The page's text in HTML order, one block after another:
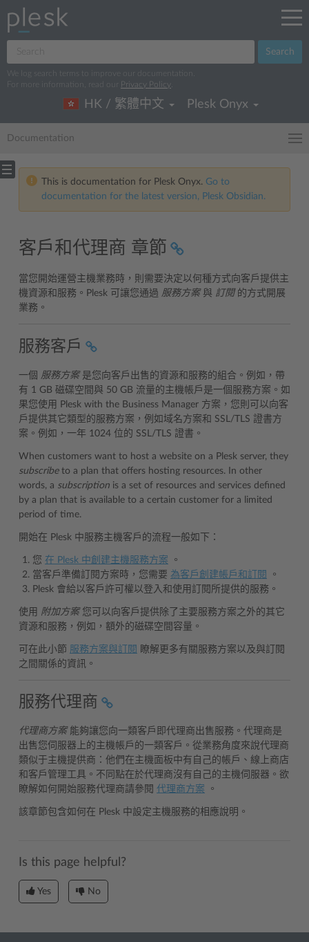
Search
We log search terms to improve our documentation.
For more information, read our
Privacy Policy
HK / 繁體中文 Plesk Onyx
Documentation
This is documentation for Plesk Onyx. Go to
documentation for the latest version, Plesk Obsidian.
客戶和代理商 章節
當您開始運營主機業務時，則需要決定以何種方式向客戶提供主
機資源和服務。Plesk 可讓您通過 服務方案與 訂閱的方式開展
業務。
服務客戶
一個 服務方案是您向客戶出售的資源和服務的組合。例如，帶
有 1 GB 磁碟空間與 50 GB 流量的主機帳戶是一個服務方案。如
果您使用 Plesk with the Business Manager 方案，您則可以向客
戶提供其它類型的服務方案，例如域名方案和 SSL/TLS 證書方
案。例如，一年 1024 位的 SSL/TLS 證書。
When customers want to host a website on a Plesk server, they
subscribeto a plan that offers hosting resources. In other
words, a subscription is a set of resources and services defined
by a plan that is available to a certain customer for a limited
period of time.
開始在 Plesk 中服務主機客戶的流程一般如下：
您 在 Plesk 中創建主機服務方案 。
當客戶準備訂閱方案時，您需要 為客戶創建帳戶和訂閱
。
Plesk 會給以客戶許可權以登入和使用訂閱所提供的服務。
使用 附加方案您可以向客戶提供除了主要服務方案之外的其它
資源和服務，例如，額外的磁碟空間容量。
可在此小節 服務方案與訂閱 瞭解更多有關服務方案以及與訂閱
之間關係的資訊。
服務代理商
代理商方案能夠讓您向一類客戶即代理商出售服務。代理商是
出售您伺服器上的主機帳戶的一類客戶。從業務角度來說代理商
類似于主機提供商：他們在主機面板中有自己的帳戶、線上商店
和客戶管理工具。不同點在於代理商沒有自己的主機伺服器。欲
瞭解如何開始服務代理商請參閱 代理商方案 。
該章節包含如何在 Plesk 中設定主機服務的相應說明。
Is this page helpful?
Yes No